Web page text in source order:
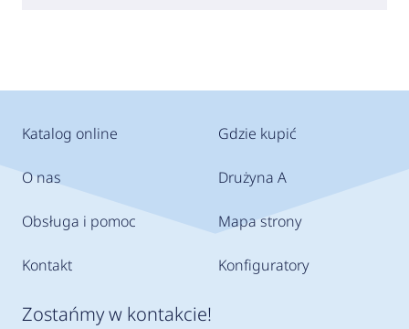
Katalog online
O nas
Obsługa i pomoc
Kontakt
Gdzie kupić
Drużyna A
Mapa strony
Konfiguratory
Zostańmy w kontakcie!